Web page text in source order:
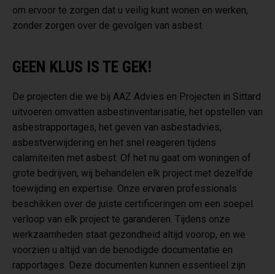
om ervoor te zorgen dat u veilig kunt wonen en werken,
zonder zorgen over de gevolgen van asbest.
GEEN KLUS IS TE GEK!
De projecten die we bij AAZ Advies en Projecten in Sittard
uitvoeren omvatten asbestinventarisatie, het opstellen van
asbestrapportages, het geven van asbestadvies,
asbestverwijdering en het snel reageren tijdens
calamiteiten met asbest. Of het nu gaat om woningen of
grote bedrijven, wij behandelen elk project met dezelfde
toewijding en expertise. Onze ervaren professionals
beschikken over de juiste certificeringen om een soepel
verloop van elk project te garanderen. Tijdens onze
werkzaamheden staat gezondheid altijd voorop, en we
voorzien u altijd van de benodigde documentatie en
rapportages. Deze documenten kunnen essentieel zijn